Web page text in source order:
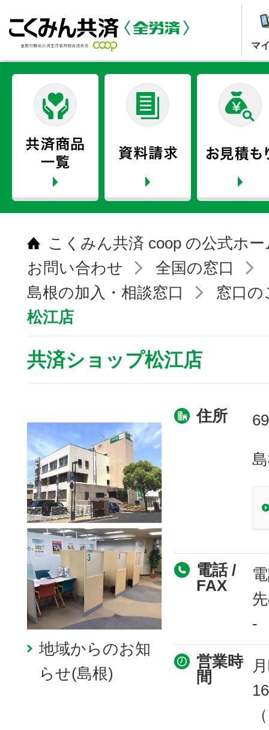
マ
こくみん共済 coop の公式ホ
お問い合わせ
全国の窓口
島根の加入・相談窓口
窓口の
松江店
共済ショップ松江店
地域からのお知
らせ(島根)
住所
電話 /
FAX
-
営業時
間